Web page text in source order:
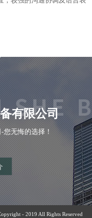
有限公司
您无悔的选择！
- 2019 All Rights Reserved